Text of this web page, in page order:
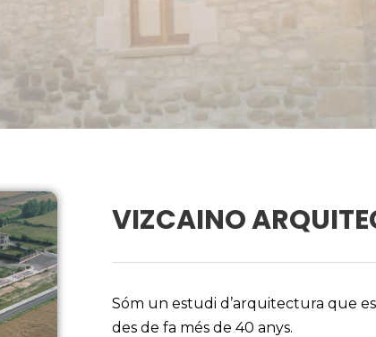
VIZCAINO
Sóm un estudi d’arquitectura que
des de fa més de 40 anys.